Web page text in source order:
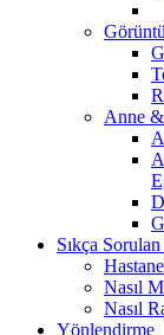
Anne
Sıkça
Nasıl
Nasıl
Yönlendirme